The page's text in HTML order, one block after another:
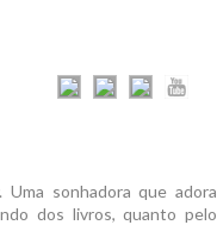
sonhadora que adora
dos livros, quanto pelo